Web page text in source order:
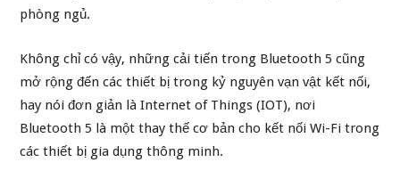
phòng ngủ.
Không chỉ có vậy, những cải tiến trong Bluetooth 5 cũng
mở rộng đến các thiết bị trong kỷ nguyên vạn vật kết nối,
hay nói đơn giản là Internet of Things (IOT), nơi
Bluetooth 5 là một thay thế cơ bản cho kết nối Wi-Fi trong
các thiết bị gia dụng thông minh.